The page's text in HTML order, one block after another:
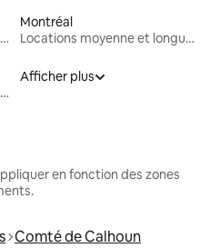
Locations moyenne et longue durée
Montréal
Locations moyenne et longue durée
Locations moyenne et longue durée
Afficher plus
en fonction des zones
Comté de Calhoun